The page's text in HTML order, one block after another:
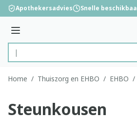
Ga naar de inhoud
Apothekersadvies Snelle
Menu
Product, merk, categorie...
Home / Thuiszorg en EHBO / EHBO /
Steunkousen